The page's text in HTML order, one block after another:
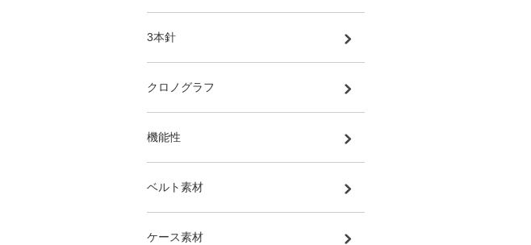
3本針
クロノグラフ
機能性
ベルト素材
ケース素材